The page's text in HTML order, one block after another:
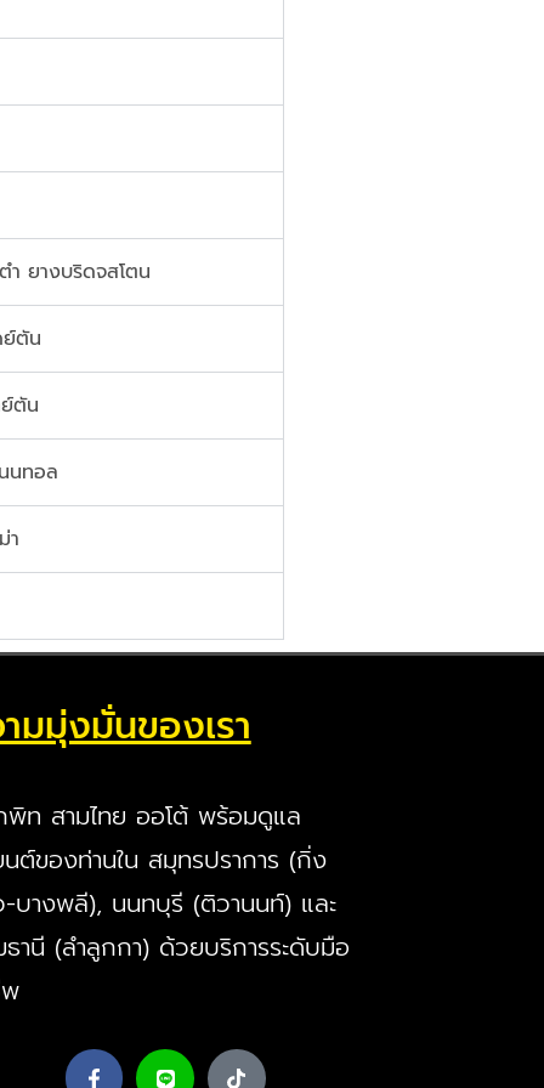
ยางบริดจสโตน
ย์ตัน
ตัน
นทอล
า
มมุ่งมั่นของเรา
ท สามไทย ออโต้ พร้อมดูแล
ต์ของท่านใน สมุทรปราการ (กิ่ง
บางพลี), นนทบุรี (ติวานนท์) และ
านี (ลำลูกกา) ด้วยบริการระดับมือ